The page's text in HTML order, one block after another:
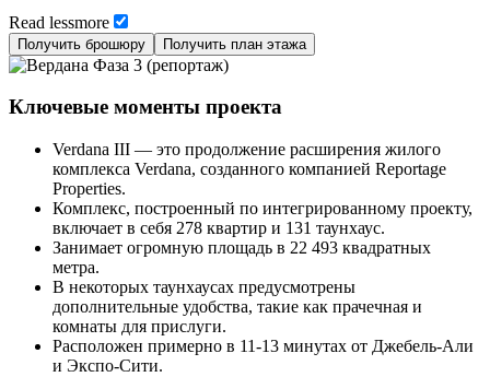
Read lessmore
Получить брошюру Получить план этажа
Ключевые моменты проекта
Verdana III — это продолжение расширения жилого
комплекса Verdana, созданного компанией Reportage
Properties.
Комплекс, построенный по интегрированному проекту,
включает в себя 278 квартир и 131 таунхаус.
Занимает огромную площадь в 22 493 квадратных
метра.
В некоторых таунхаусах предусмотрены
дополнительные удобства, такие как прачечная и
комнаты для прислуги.
Расположен примерно в 11-13 минутах от Джебель-Али
и Экспо-Сити.